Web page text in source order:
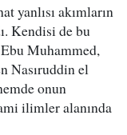
yanlısı akımların
Kendisi de bu
Muhammed,
Nasıruddin el
onun
ilimler alanında